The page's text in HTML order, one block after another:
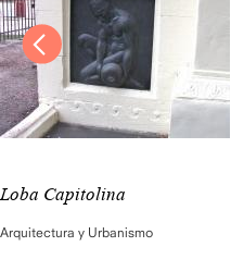
Loba Capitolina
Arquitectura y Urbanismo